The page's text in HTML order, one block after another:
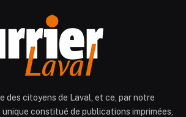
des citoyens de Laval, et ce, par notre
constitué de publications imprimées,